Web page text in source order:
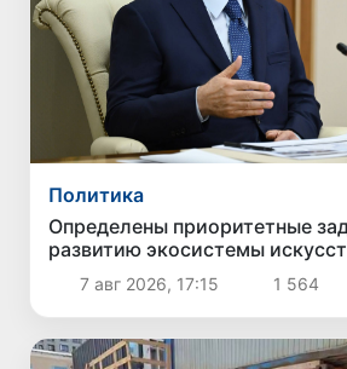
Политика
Определены приоритетные
развитию экосистемы
интеллекта
7 авг 2026, 17:15 1 564